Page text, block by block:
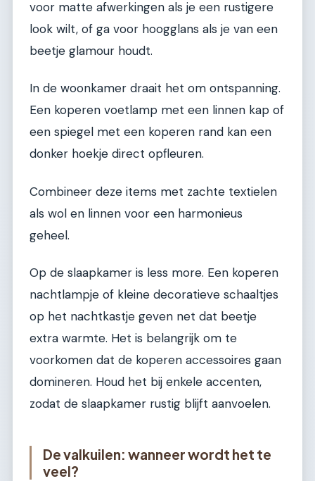
voor matte afwerkingen als je een rustigere
look wilt, of ga voor hoogglans als je van een
beetje glamour houdt.
In de woonkamer draait het om ontspanning.
Een koperen voetlamp met een linnen kap of
een spiegel met een koperen rand kan een
donker hoekje direct opfleuren.
Combineer deze items met zachte textielen
als wol en linnen voor een harmonieus
geheel.
Op de slaapkamer is less more. Een koperen
nachtlampje of kleine decoratieve schaaltjes
op het nachtkastje geven net dat beetje
extra warmte. Het is belangrijk om te
voorkomen dat de koperen accessoires gaan
domineren. Houd het bij enkele accenten,
zodat de slaapkamer rustig blijft aanvoelen.
De valkuilen: wanneer wordt het te
veel?